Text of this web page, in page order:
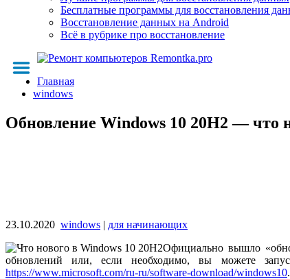
Бесплатные программы для восстановления
Восстановление данных на Android
Всё в рубрике про восстановление
Главная
windows
Обновление Windows 10 20H2 — что
23.10.2020 windows | для начинающих
Официально вышло
обновлений или, если необходимо, вы можете
https://www.microsoft.com/ru-ru/software-download/windows10